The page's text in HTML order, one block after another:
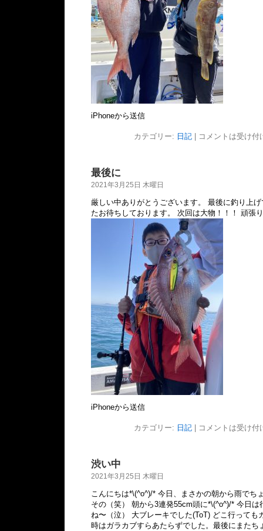
iPhoneから送信
カテゴリー: 日記| コメントは受け付
最後に
2021年3月25日 木曜日
厳しい中ありがとうございます。 最後に釣り上
たお待ちしております。 次回は大物！！！ 頑張
iPhoneから送信
カテゴリー: 日記| コメントは受け付
渋い中
2021年3月25日 木曜日
こんにちは*\(^o^)/* 今日、まさかの朝から雨でち
その（笑） 朝から3連発55cm頭に*\(^o^)/* 今日
ね〜（泣） 大ブレーキでした(ToT) どこ行っても
時はガラカブすらあたらずでした。最後にまたち